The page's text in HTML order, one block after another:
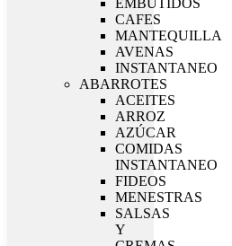
EMBUTIDOS
CAFES
MANTEQUILLA
AVENAS
INSTANTANEO
ABARROTES
ACEITES
ARROZ
AZÚCAR
COMIDAS
INSTANTANEO
FIDEOS
MENESTRAS
SALSAS
Y